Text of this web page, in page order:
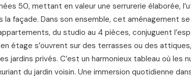
50, mettant en valeur une serrurerie élaborée,
façade. Dans son ensemble, cet aménagement
du studio au 4 pièces, conjuguent
étage s’ouvrent sur des terrasses ou des
jardins privés. C’est un harmonieux tableau où les
du jardin voisin. Une immersion quotidienne